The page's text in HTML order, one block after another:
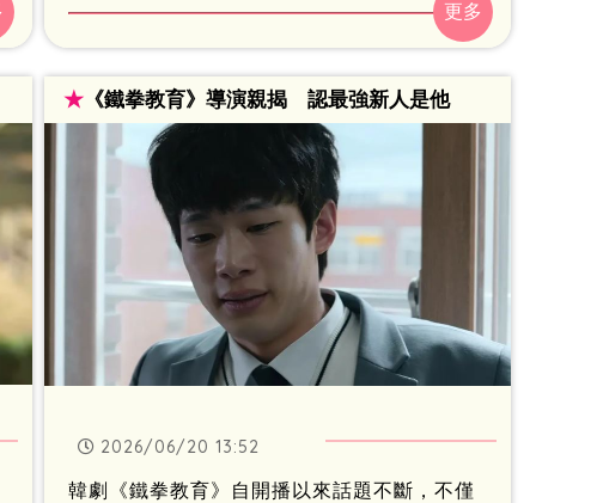
中的風雲人物，她在平台上發布的大量美照，
也讓不少觀眾好奇這些照片究竟是真是假。
★《鐵拳教育》導演親揭 認最強新人是他
2026/06/20 13:52
韓劇《鐵拳教育》自開播以來話題不斷，不僅